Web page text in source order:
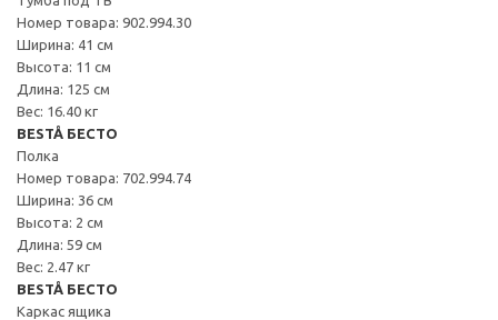
Номер товара: 902.994.30
Ширина: 41 см
Высота: 11 см
Длина: 125 см
Вес: 16.40 кг
BESTÅ БЕСТО
Полка
Номер товара: 702.994.74
Ширина: 36 см
Высота: 2 см
Длина: 59 см
Вес: 2.47 кг
BESTÅ БЕСТО
Каркас ящика